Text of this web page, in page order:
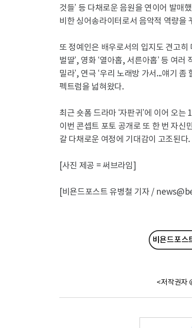
것들’ 등 다채로운 음원을 연이어 발매
비한 싱어송라이터로서 음악적 역량을
또 정예인은 배우로서의 입지도 견고히
벌딸’, 영화 ‘열아홉, 서른아홉’ 등 여
밀라’, 연극 ‘우리 노래방 가서...얘기
펙트럼을 넓혀왔다.
최근 숏폼 드라마 ‘자판귀’에 이어 오
이번 콘셉트 포토 공개로 또 한 번 자신
갈 다채로운 여정에 기대감이 고조된다.
[사진 제공 = 써브라임]
[비욘드포스트 유병철 기자 /
비욘드포스
<저작권자